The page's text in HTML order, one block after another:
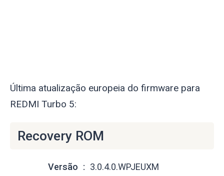
Última atualização europeia do firmware para
REDMI Turbo 5:
Recovery ROM
Versão
3.0.4.0.WPJEUXM